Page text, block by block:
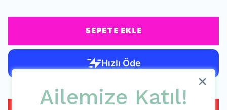
SEPETE EKLE
Ailemize Katıl!